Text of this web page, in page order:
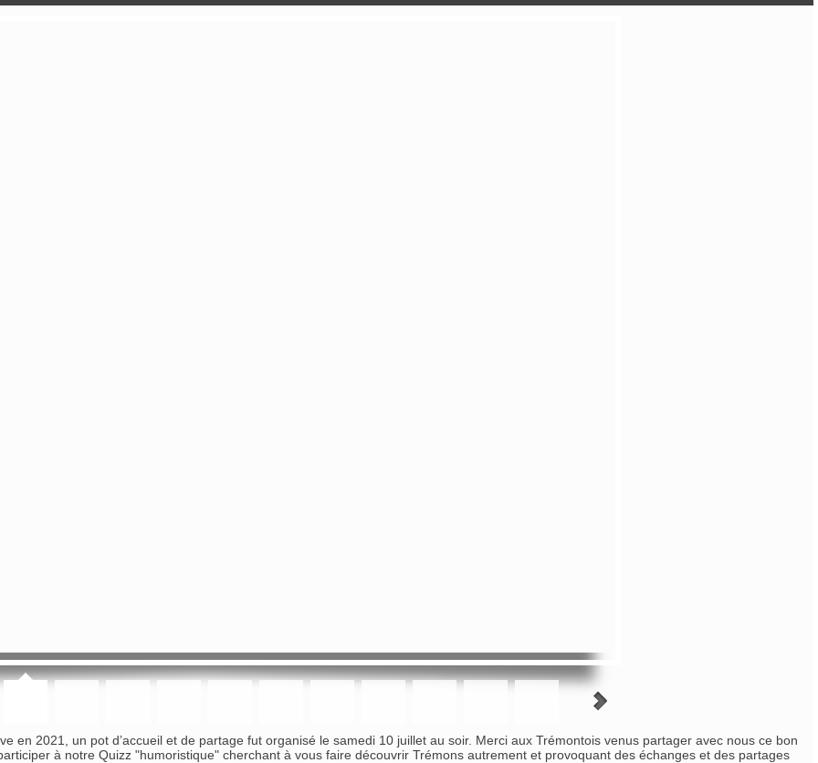
en 2021, un pot d’accueil et de partage fut organisé le samedi 10 juillet au soir. Merci aux Trémontois venus partager avec nous ce bon
à notre Quizz "humoristique" cherchant à vous faire découvrir Trémons autrement et provoquant des échanges et des partages